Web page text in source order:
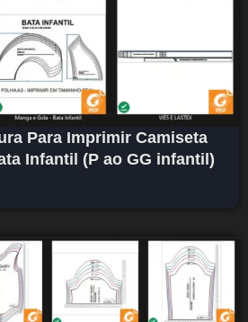
Para Imprimir Camiseta
Infantil (P ao GG infantil)